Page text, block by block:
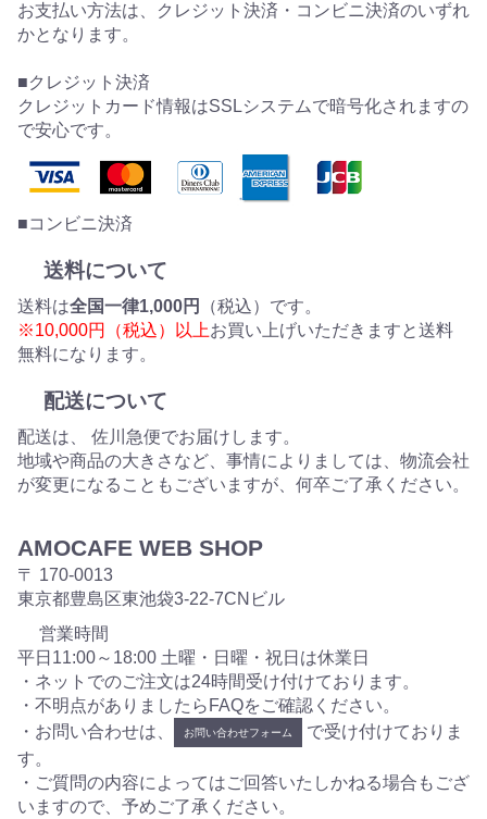
お支払い方法は、クレジット決済・コンビニ決済のいずれ
かとなります。
■クレジット決済
クレジットカード情報はSSLシステムで暗号化されますの
で安心です。
■コンビニ決済
送料について
送料は全国一律1,000円
（税込）です。
※10,000円（税込）以上お買い上げいただきますと送料
無料になります。
配送について
配送は、 佐川急便でお届けします。
地域や商品の大きさなど、事情によりましては、物流会社
が変更になることもございますが、何卒ご了承ください。
AMOCAFE WEB SHOP
〒 170-0013
東京都豊島区東池袋3-22-7CNビル
営業時間
平日11:00～18:00 土曜・日曜・祝日は休業日
・ネットでのご注文は24時間受け付けております。
・不明点がありましたらFAQをご確認ください。
・お問い合わせは、
お問い合わせフォーム
で受け付けておりま
す。
・ご質問の内容によってはご回答いたしかねる場合もござ
いますので、予めご了承ください。